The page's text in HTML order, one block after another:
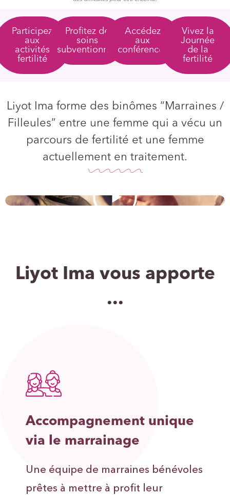
Participez
aux
activités
fertilité
Profitez de
soins
subventionnés
Accédez
aux
conférences
Vivez la
Journée
de la
fertilité
Liyot Ima forme des binômes “Marraines /
Filleules” entre une femme qui a vécu un
parcours de fertilité et une femme
actuellement en traitement.
Liyot Ima vous apporte
...
Accompagnement unique
via le marrainage
Une équipe de marraines bénévoles
prêtes à mettre à profit leur